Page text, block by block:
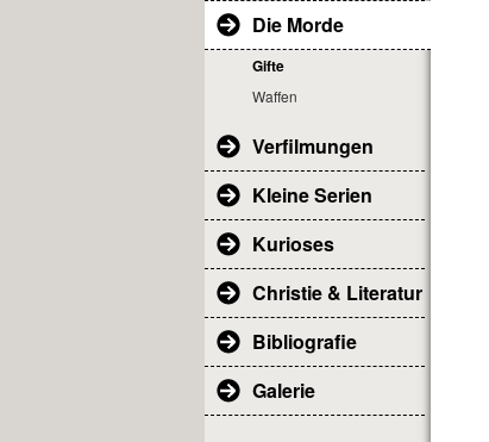
Die Morde
Gifte
Waffen
Verfilmungen
Kleine Serien
Kurioses
Christie & Literatur
Bibliografie
Galerie